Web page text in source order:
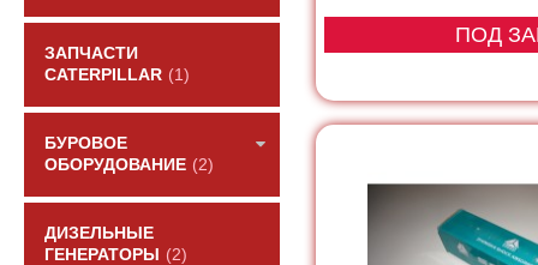
ЗАПЧАСТИ
CATERPILLAR (1)
БУРОВОЕ
ОБОРУДОВАНИЕ (2)
ДИЗЕЛЬНЫЕ
ГЕНЕРАТОРЫ
(2)
ПОД